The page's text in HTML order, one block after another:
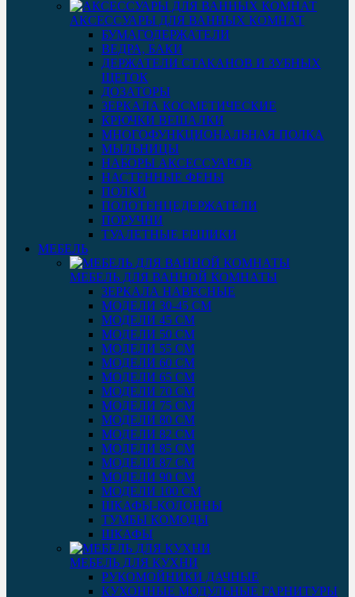
АКСЕССУАРЫ ДЛЯ ВАННЫХ КОМНАТ
БУМАГОДЕРЖАТЕЛИ
ВЕДРА, БАКИ
ДЕРЖАТЕЛИ СТАКАНОВ И ЗУБНЫХ
ЩЕТОК
ДОЗАТОРЫ
ЗЕРКАЛА КОСМЕТИЧЕСКИЕ
КРЮЧКИ ВЕШАЛКИ
МНОГОФУНКЦИОНАЛЬНАЯ ПОЛКА
МЫЛЬНИЦЫ
НАБОРЫ АКСЕССУАРОВ
НАСТЕННЫЕ ФЕНЫ
ПОЛКИ
ПОЛОТЕНЦЕДЕРЖАТЕЛИ
ПОРУЧНИ
ТУАЛЕТНЫЕ ЕРШИКИ
МЕБЕЛЬ
МЕБЕЛЬ ДЛЯ ВАННОЙ КОМНАТЫ
ЗЕРКАЛА НАВЕСНЫЕ
МОДЕЛИ 30-45 СМ
МОДЕЛИ 45 СМ
МОДЕЛИ 50 СМ
МОДЕЛИ 55 СМ
МОДЕЛИ 60 СМ
МОДЕЛИ 65 СМ
МОДЕЛИ 70 СМ
МОДЕЛИ 75 СМ
МОДЕЛИ 80 СМ
МОДЕЛИ 82 СМ
МОДЕЛИ 85 СМ
МОДЕЛИ 87 СМ
МОДЕЛИ 90 СМ
МОДЕЛИ 100 СМ
ШКАФЫ-КОЛОННЫ
ТУМБЫ КОМОДЫ
ШКАФЫ
МЕБЕЛЬ ДЛЯ КУХНИ
РУКОМОЙНИКИ ДАЧНЫЕ
КУХОННЫЕ МОДУЛЬНЫЕ ГАРНИТУРЫ